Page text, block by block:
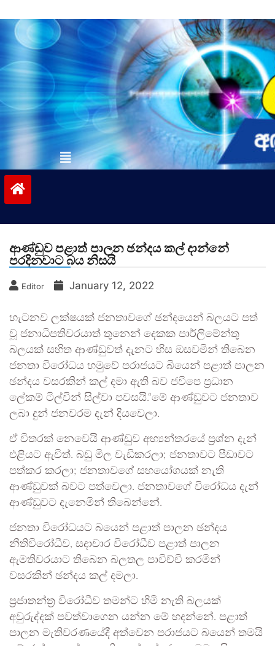
to
contentvinivida.lk
ආණ්ඩුව පළාත් පාලන ඡන්දය කල් දාන්නේ
පරදිනවාට බය නිසයි
Editor January 12, 2022
හැටනව ලක්ෂයක් ජනතාවගේ ඡන්දයෙන් බලයට පත්
වූ ජනාධිපතිවරයාත් තුනෙන් දෙකක පාර්ලිමේන්තු
බලයක් සහිත ආණ්ඩුවත් දැනට හිස ඔසවමින් තිබෙන
ජනතා විරෝධය හමුවේ පරාජයට බියෙන් පළාත් පාලන
ඡන්දය වසරකින් කල් දමා ඇති බව ජවිපෙ ප්‍රධාන
ලේකම් ටිල්වින් සිල්වා පවසයි.“මේ ආණ්ඩුවට ජනතාව
ලබා දුන් ජනවරම දැන් දියවෙලා.
ඒ විතරක් නෙවෙයි ආණ්ඩුව අභ්‍යන්තරයේ ප්‍රශ්න දැන්
එළියට ඇවිත්. බඩු මිල වැඩිකරලා; ජනතාවට පීඩාවට
පත්කර කරලා; ජනතාවගේ සහයෝගයක් නැති
ආණ්ඩුවක් බවට පත්වෙලා. ජනතාවගේ විරෝධය දැන්
ආණ්ඩුවට දැනෙමින් තිබෙන්නේ.
ජනතා විරෝධයට බයෙන් පළාත් පාලන ඡන්දය
නීතිවිරෝධීව, සදාචාර විරෝධීව පළාත් පාලන
ඇමතිවරයාට තිබෙන බලතල පාවිච්චි කරමින්
වසරකින් ඡන්දය කල් දමලා.
ප්‍රජාතන්ත්‍ර විරෝධීව තමන්ට හිමි නැති බලයක්
අවුරුද්දක් පවත්වාගෙන යන්න මේ හදන්නේ. පළාත්
පාලන මැතිවරණයේදී අත්වෙන පරාජයට බයෙන් තමයි